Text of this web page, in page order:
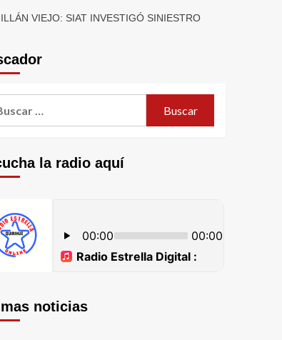
VIEJO: SIAT INVESTIGÓ SINIESTRO
la radio aquí
noticias